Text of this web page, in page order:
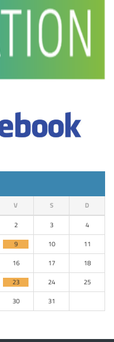
V S D
2 3
4
9 10
11
16 17
18
23 24
25
30 31